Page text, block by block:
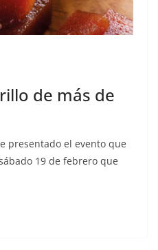
de más de
presentado el evento que
19 de febrero que